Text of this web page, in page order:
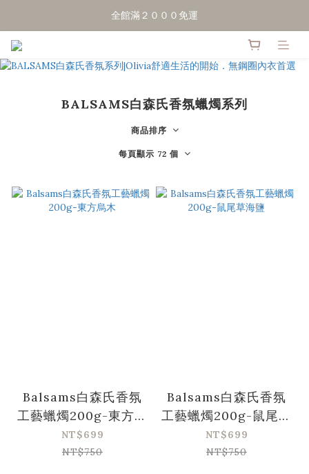
點擊加LINE好友，領50元優惠折扣
全館滿２０００免運
BALSAMS白森氏香氛蠟燭系列
商品排序
每頁顯示 72 個
Balsams白森氏香氛
工藝蠟燭200g-東方烏
木
NT$699
NT$750
Balsams白森氏香氛
工藝蠟燭200g-鼠尾草
海鹽
NT$699
NT$750